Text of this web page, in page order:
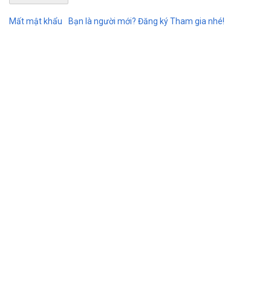
Mất mật khẩu Bạn là người mới? Đăng ký Tham gia nhé!